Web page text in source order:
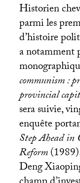
Historien
parmi les
d’histoire
a notamment
communism :
provincial
sera suivie,
enquête
Step Ahead
Reform
Deng